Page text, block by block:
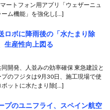
ートフォン用アプリ「ウェザーニュ
ム機能」を強化し[…]
ロボに降雨後の「水たまり除
生産性向上図る
開発、人並みの効率確保 東急建設と
のフジタは9月30日、施工現場で使
ットに水たまり除[…]
プのユニフライ、スペイン航空